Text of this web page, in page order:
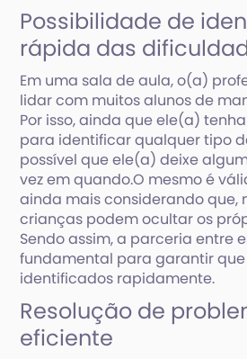
Possibilidade de
rápida das
Em uma sala de aula, o(a)
lidar com muitos alunos de
Por isso, ainda que ele(a)
para identificar qualquer tipo
possível que ele(a) deixe
vez em quando.O mesmo é
ainda mais considerando que,
crianças podem ocultar os
Sendo assim, a parceria entre
fundamental para garantir
identificados rapidamente.
Resolução de
eficiente